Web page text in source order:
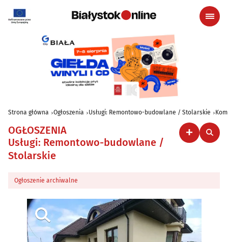
Strona główna Ogłoszenia Usługi: Remontowo-budowlane / Stolarskie
OGŁOSZENIA
Usługi: Remontowo-budowlane /
Stolarskie
Ogłoszenie archiwalne